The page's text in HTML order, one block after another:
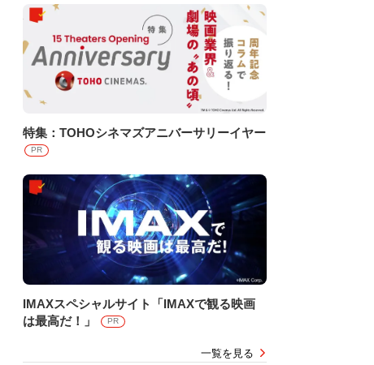
特集：TOHOシネマズアニバーサリーイヤー
PR
IMAXスペシャルサイト「IMAXで観る映画
は最高だ！」
PR
一覧を見る